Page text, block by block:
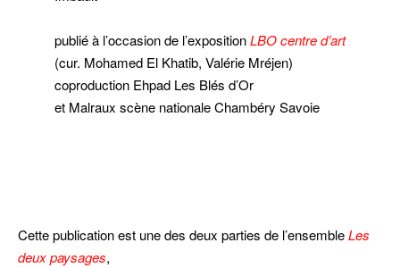
publié à l’occasion de l’expositionLBO centre d’art
(cur. Mohamed El Khatib, Valérie Mréjen)
coproduction Ehpad Les Blés d’Or
et Malraux scène nationale Chambéry Savoie
Cette publication est une des deux parties de l’ensembleLes
deux paysages,